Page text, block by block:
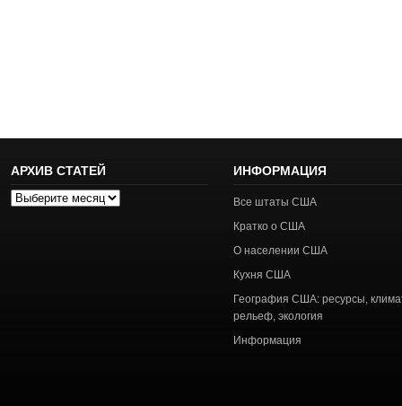
АРХИВ СТАТЕЙ
Архив
ИНФОРМАЦИЯ
Все штаты США
Кратко о США
О населении США
Кухня США
География США: ресурсы,
рельеф, экология
Информация